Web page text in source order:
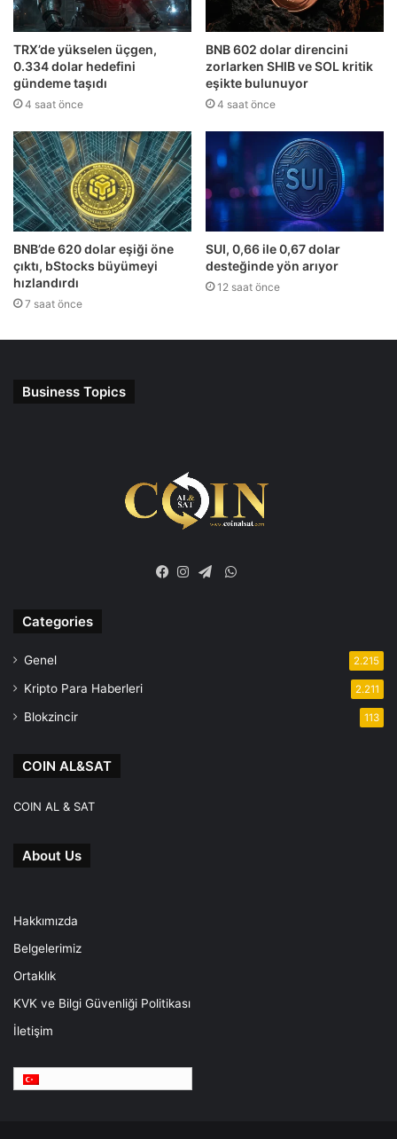
TRX’de yükselen üçgen,
0.334 dolar hedefini
gündeme taşıdı
4 saat önce
BNB 602 dolar direncini
zorlarken SHIB ve SOL kritik
eşikte bulunuyor
4 saat önce
BNB’de 620 dolar eşiği öne
çıktı, bStocks büyümeyi
hızlandırdı
7 saat önce
SUI, 0,66 ile 0,67 dolar
desteğinde yön arıyor
12 saat önce
Business Topics
WhatsApp
Categories
Genel 2.215
Kripto Para Haberleri 2.211
Blokzincir 113
COIN AL&SAT
COIN AL & SAT
About Us
Hakkımızda
Belgelerimiz
Ortaklık
KVK ve Bilgi Güvenliği Politikası
İletişim